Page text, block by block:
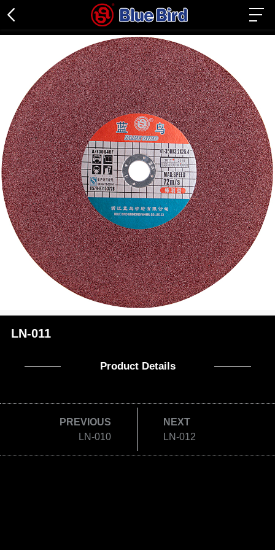
LN-011
Product Details
PREVIOUS
LN-010
NEXT
LN-012
金属磨片
金属切片
不锈钢专用
石材专用
百叶轮
关闭